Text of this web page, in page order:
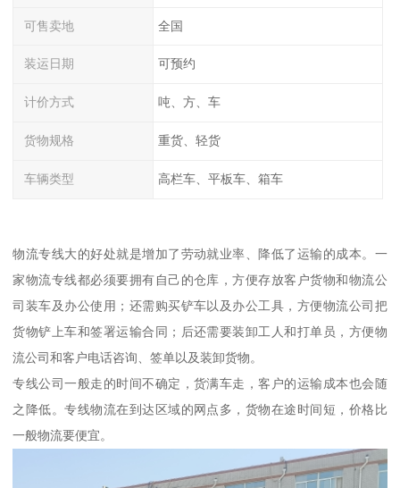
可售卖地 全国
装运日期 可预约
计价方式 吨、方、车
货物规格 重货、轻货
车辆类型 高栏车、平板车、箱车
物流专线大的好处就是增加了劳动就业率、降低了运输的成本。一
家物流专线都必须要拥有自己的仓库，方便存放客户货物和物流公
司装车及办公使用；还需购买铲车以及办公工具，方便物流公司把
货物铲上车和签署运输合同；后还需要装卸工人和打单员，方便物
流公司和客户电话咨询、签单以及装卸货物。
专线公司一般走的时间不确定，货满车走，客户的运输成本也会随
之降低。专线物流在到达区域的网点多，货物在途时间短，价格比
一般物流要便宜。